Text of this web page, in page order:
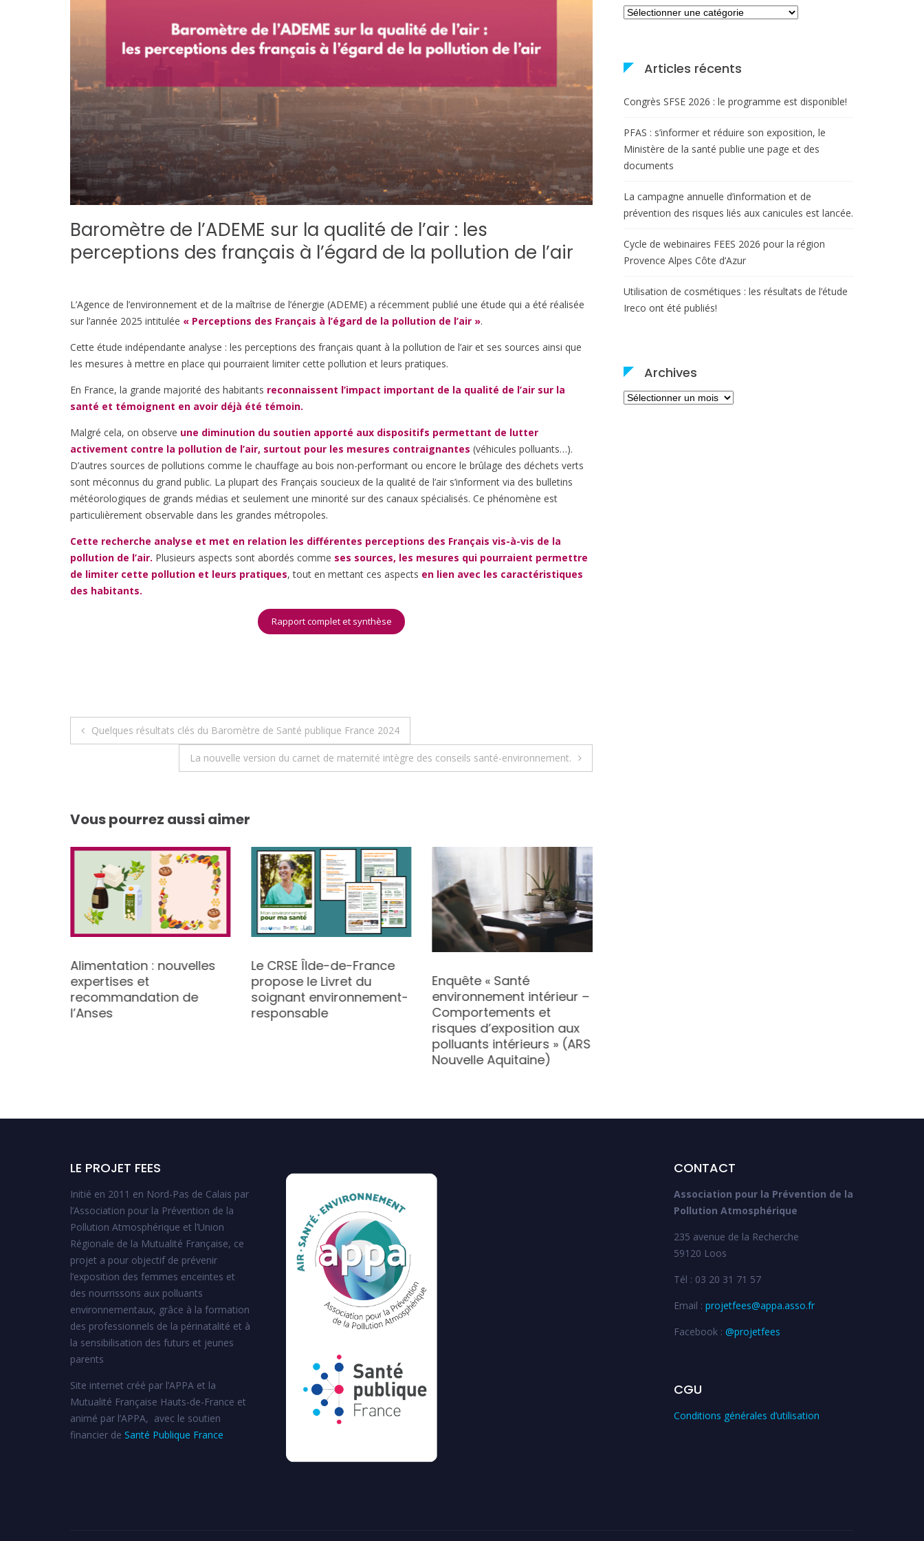
Baromètre de l’ADEME sur la qualité de l’air : les
perceptions des français à l’égard de la pollution de l’air
L’Agence de l’environnement et de la maîtrise de l’énergie (ADEME) a récemment publié une étude qui a été réalisée
sur l’année 2025 intitulée « Perceptions des Français à l’égard de la pollution de l’air ».
Cette étude indépendante analyse : les perceptions des français quant à la pollution de l’air et ses sources ainsi que
les mesures à mettre en place qui pourraient limiter cette pollution et leurs pratiques.
En France, la grande majorité des habitants reconnaissent l’impact important de la qualité de l’air sur la
santé et témoignent en avoir déjà été témoin.
Malgré cela, on observe une diminution du soutien apporté aux dispositifs permettant de lutter
activement contre la pollution de l’air, surtout pour les mesures contraignantes (véhicules polluants…).
D’autres sources de pollutions comme le chauffage au bois non-performant ou encore le brûlage des déchets verts
sont méconnus du grand public. La plupart des Français soucieux de la qualité de l’air s’informent via des bulletins
météorologiques de grands médias et seulement une minorité sur des canaux spécialisés. Ce phénomène est
particulièrement observable dans les grandes métropoles.
Cette recherche analyse et met en relation les différentes perceptions des Français vis-à-vis de la
pollution de l’air. Plusieurs aspects sont abordés comme ses sources, les mesures qui pourraient permettre
de limiter cette pollution et leurs pratiques, tout en mettant ces aspects en lien avec les caractéristiques
des habitants.
Rapport complet et synthèse
Navigation
Quelques résultats clés du Baromètre de Santé publique France 2024
La nouvelle version du carnet de maternité intègre des conseils santé-environnement.
Vous pourrez aussi aimer
Alimentation : nouvelles
expertises et
recommandation de
l’Anses
Le CRSE Îlde-de-France
propose le Livret du
soignant environnement-
responsable
Enquête « Santé
environnement intérieur –
Comportements et
risques d’exposition aux
polluants intérieurs » (ARS
Nouvelle Aquitaine)
Catégories
Articles récents
Congrès SFSE 2026 : le programme est disponible!
PFAS : s’informer et réduire son exposition, le
Ministère de la santé publie une page et des
documents
La campagne annuelle d’information et de
prévention des risques liés aux canicules est lancée.
Cycle de webinaires FEES 2026 pour la région
Provence Alpes Côte d’Azur
Utilisation de cosmétiques : les résultats de l’étude
Ireco ont été publiés!
Archives
Archives
LE PROJET FEES
Initié en 2011 en Nord-Pas de Calais par
l’Association pour la Prévention de la
Pollution Atmosphérique et l’Union
Régionale de la Mutualité Française, ce
projet a pour objectif de prévenir
l’exposition des femmes enceintes et
des nourrissons aux polluants
environnementaux, grâce à la formation
des professionnels de la périnatalité et à
la sensibilisation des futurs et jeunes
parents
Site internet créé par l’APPA et la
Mutualité Française Hauts-de-France et
animé par l’APPA, avec le soutien
financier de Santé Publique France
CONTACT
Association pour la Prévention de la
Pollution Atmosphérique
235 avenue de la Recherche
59120 Loos
Tél : 03 20 31 71 57
Email : projetfees@appa.asso.fr
Facebook : @projetfees
CGU
Conditions générales d’utilisation